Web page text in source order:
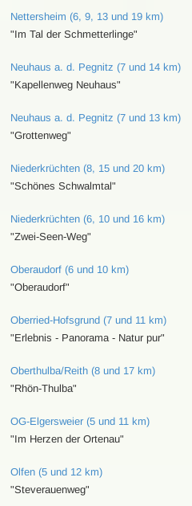
Nettersheim (6, 9, 13 und 19 km)
"Im Tal der Schmetterlinge"
Neuhaus a. d. Pegnitz (7 und 14 km)
"Kapellenweg Neuhaus"
Neuhaus a. d. Pegnitz (7 und 13 km)
"Grottenweg"
Niederkrüchten (8, 15 und 20 km)
"Schönes Schwalmtal"
Niederkrüchten (6, 10 und 16 km)
"Zwei-Seen-Weg"
Oberaudorf (6 und 10 km)
"Oberaudorf"
Oberried-Hofsgrund (7 und 11 km)
"Erlebnis - Panorama - Natur pur"
Oberthulba/Reith (8 und 17 km)
"Rhön-Thulba"
OG-Elgersweier (5 und 11 km)
"Im Herzen der Ortenau"
Olfen (5 und 12 km)
"Steverauenweg"